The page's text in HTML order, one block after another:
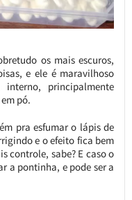
os mais escuros,
e ele é maravilhoso
principalmente
pó.
pra esfumar o lápis de
e o efeito fica bem
controle, sabe? E caso o
a pontinha, e pode ser a